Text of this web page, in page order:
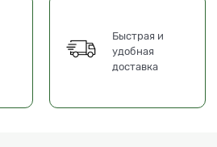
Быстрая и
удобная
доставка